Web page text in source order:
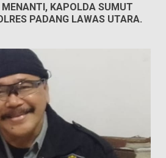
KAPOLDA SUMUT
PADANG LAWAS UTARA.